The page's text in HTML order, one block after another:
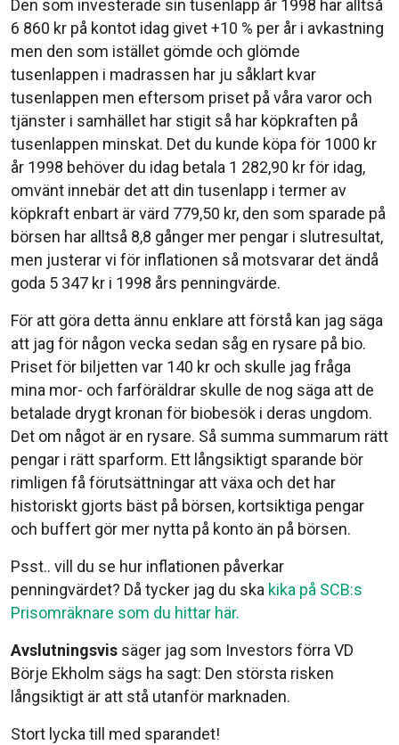
Den som investerade sin tusenlapp år 1998 har alltså
6 860 kr på kontot idag givet +10 % per år i avkastning
men den som istället gömde och glömde
tusenlappen i madrassen har ju såklart kvar
tusenlappen men eftersom priset på våra varor och
tjänster i samhället har stigit så har köpkraften på
tusenlappen minskat. Det du kunde köpa för 1000 kr
år 1998 behöver du idag betala 1 282,90 kr för idag,
omvänt innebär det att din tusenlapp i termer av
köpkraft enbart är värd 779,50 kr, den som sparade på
börsen har alltså 8,8 gånger mer pengar i slutresultat,
men justerar vi för inflationen så motsvarar det ändå
goda 5 347 kr i 1998 års penningvärde.
För att göra detta ännu enklare att förstå kan jag säga
att jag för någon vecka sedan såg en rysare på bio.
Priset för biljetten var 140 kr och skulle jag fråga
mina mor- och farföräldrar skulle de nog säga att de
betalade drygt kronan för biobesök i deras ungdom.
Det om något är en rysare. Så summa summarum rätt
pengar i rätt sparform. Ett långsiktigt sparande bör
rimligen få förutsättningar att växa och det har
historiskt gjorts bäst på börsen, kortsiktiga pengar
och buffert gör mer nytta på konto än på börsen.
Psst.. vill du se hur inflationen påverkar
penningvärdet? Då tycker jag du ska kika på SCB:s
Prisomräknare som du hittar här.
Avslutningsvis säger jag som Investors förra VD
Börje Ekholm sägs ha sagt: Den största risken
långsiktigt är att stå utanför marknaden.
Stort lycka till med sparandet!